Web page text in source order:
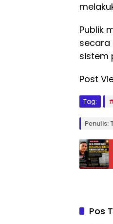
Publik
secara
sistem
Post
Tag:
Penulis:
Pos